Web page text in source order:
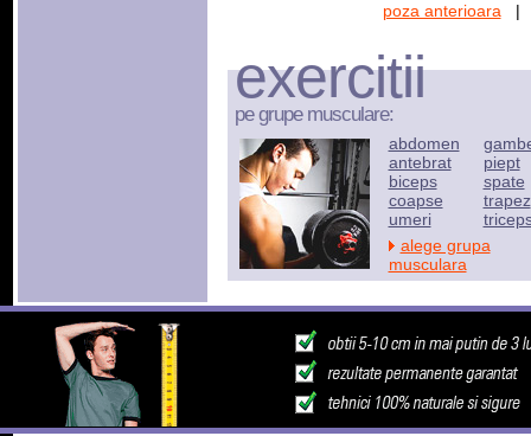
poza anterioara
exercitii
pe grupe musculare:
abdomen
antebrat
biceps
coapse
umeri
piept
spate
trapez
alege grupa
musculara